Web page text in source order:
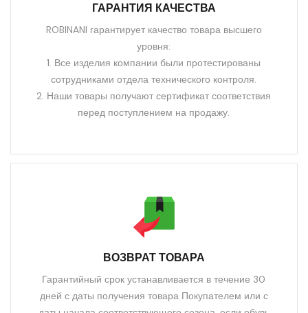
ГАРАНТИЯ КАЧЕСТВА
ROBINANI гарантирует качество товара высшего
уровня:
1. Все изделия компании были протестированы
сотрудниками отдела технического контроля.
2. Наши товары получают сертификат соответствия
перед поступлением на продажу.
ВОЗВРАТ ТОВАРА
Гарантийный срок устанавливается в течение 30
дней с даты получения товара Покупателем или с